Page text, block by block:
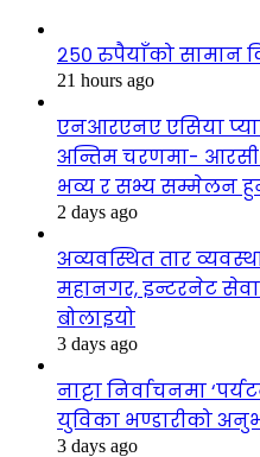
२५० रुपैयाँको सामान
21 hours ago
एनआरएनए एसिया
अन्तिम चरणमा-
भव्य र सभ्य सम्मेलन
2 days ago
अव्यवस्थित तार
महानगर, इन्टरनेट
बोलाइयो
3 days ago
नाट्टा निर्वाचनमा
युविका भण्डारीको
3 days ago